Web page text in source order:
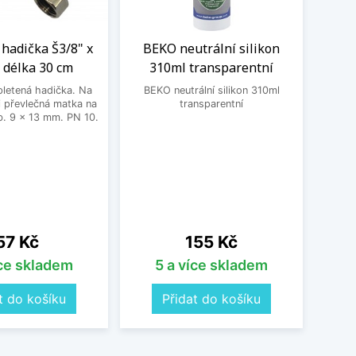
Š3/8" x
30 cm
hadička. Na
matka na
9 x 13 mm. PN 10.
Kč
skladem
do košíku
BEKO neutrální silikon
310ml transparentní
BEKO neutrální silikon 310ml
transparentní
Cena
155 Kč
5 a více skladem
Přidat do košíku